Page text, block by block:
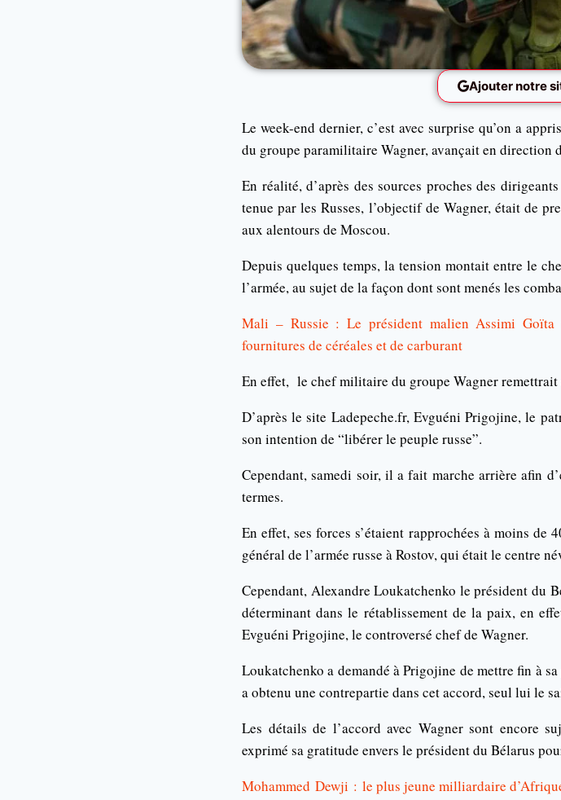
Ajouter notre
Le week-end dernier, c’est avec surprise qu’on a
du groupe paramilitaire Wagner, avançait en direction
En réalité, d’après des sources proches des
tenue par les Russes, l’objectif de Wagner, était de
aux alentours de Moscou.
Depuis quelques temps, la tension montait entre le
l’armée, au sujet de la façon dont sont menés les
Mali – Russie : Le président malien Assimi
fournitures de céréales et de carburant
En effet, le chef militaire du groupe Wagner remettrait
D’après le site Ladepeche.fr, Evguéni Prigojine, le
son intention de “libérer le peuple russe”.
Cependant, samedi soir, il a fait marche arrière afin
termes.
En effet, ses forces s’étaient rapprochées à moins
général de l’armée russe à Rostov, qui était le centre
Cependant, Alexandre Loukatchenko le président du
déterminant dans le rétablissement de la paix, en
Evguéni Prigojine, le controversé chef de Wagner.
Loukatchenko a demandé à Prigojine de mettre fin à
a obtenu une contrepartie dans cet accord, seul lui le
Les détails de l’accord avec Wagner sont encore
exprimé sa gratitude envers le président du Bélarus
Mohammed Dewji : le plus jeune milliardaire